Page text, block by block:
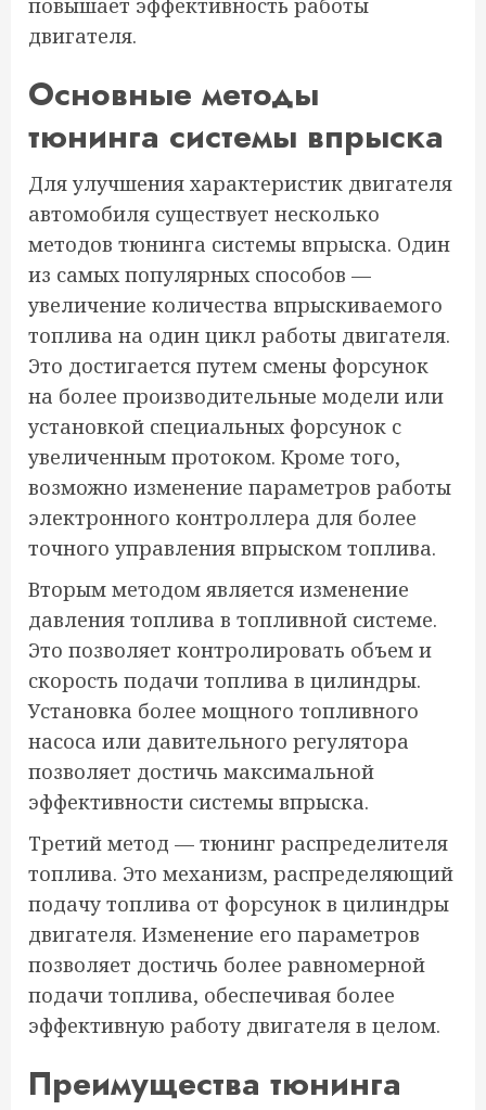
повышает эффективность работы
двигателя.
Основные методы
тюнинга системы впрыска
Для улучшения характеристик двигателя
автомобиля существует несколько
методов тюнинга системы впрыска. Один
из самых популярных способов —
увеличение количества впрыскиваемого
топлива на один цикл работы двигателя.
Это достигается путем смены форсунок
на более производительные модели или
установкой специальных форсунок с
увеличенным протоком. Кроме того,
возможно изменение параметров работы
электронного контроллера для более
точного управления впрыском топлива.
Вторым методом является изменение
давления топлива в топливной системе.
Это позволяет контролировать объем и
скорость подачи топлива в цилиндры.
Установка более мощного топливного
насоса или давительного регулятора
позволяет достичь максимальной
эффективности системы впрыска.
Третий метод — тюнинг распределителя
топлива. Это механизм, распределяющий
подачу топлива от форсунок в цилиндры
двигателя. Изменение его параметров
позволяет достичь более равномерной
подачи топлива, обеспечивая более
эффективную работу двигателя в целом.
Преимущества тюнинга